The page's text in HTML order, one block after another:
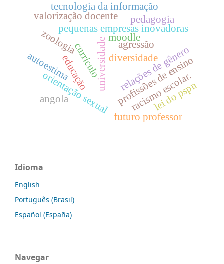
educação diversidade
orientação sexual
relações de gênero
universidade
pequenas empresas inovadoras
profissões de ensino
currículo
zoologia
racismo escolar.
valorização docente
lei do pspn
angola
moodle
agressão
autoestima
pedagogia
futuro professor
tecnologia da informação
Idioma
English
Português (Brasil)
Español (España)
Navegar